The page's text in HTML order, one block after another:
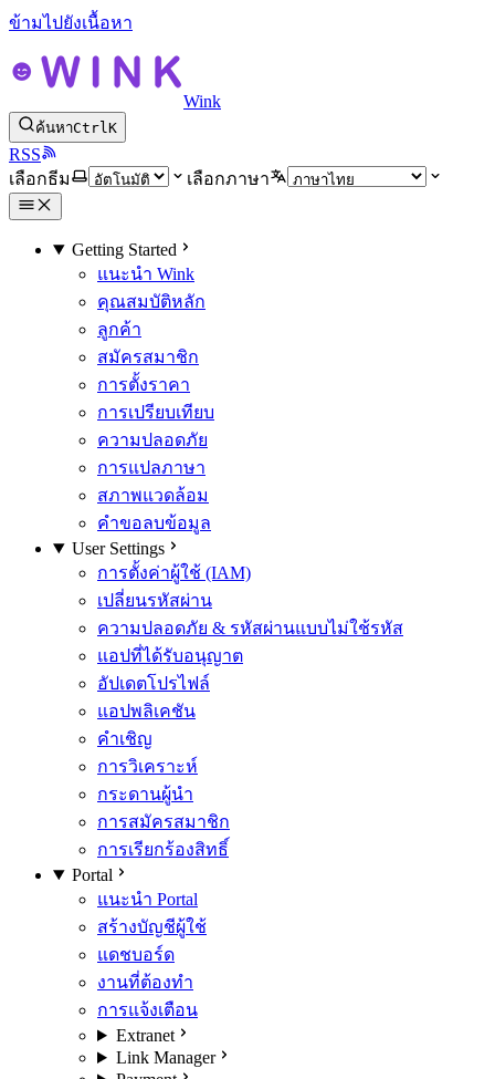
ข้ามไปยังเนื้อหา
Wink
ค้นหาCtrlK
RSS
เลือกธีม
เลือกภาษา
Getting Started
แนะนำ Wink
คุณสมบัติหลัก
ลูกค้า
สมัครสมาชิก
การตั้งราคา
การเปรียบเทียบ
ความปลอดภัย
การแปลภาษา
สภาพแวดล้อม
คำขอลบข้อมูล
User Settings
การตั้งค่าผู้ใช้ (IAM)
เปลี่ยนรหัสผ่าน
ความปลอดภัย & รหัสผ่านแบบไม่ใช้รหัส
แอปที่ได้รับอนุญาต
อัปเดตโปรไฟล์
แอปพลิเคชัน
คำเชิญ
การวิเคราะห์
กระดานผู้นำ
การสมัครสมาชิก
การเรียกร้องสิทธิ์
Portal
แนะนำ Portal
สร้างบัญชีผู้ใช้
แดชบอร์ด
งานที่ต้องทำ
การแจ้งเตือน
Extranet
Link Manager